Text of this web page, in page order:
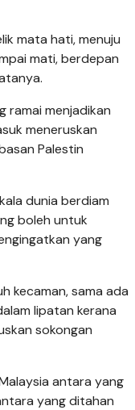
mata hati, menuju
mati, berdepan
ramai menjadikan
meneruskan
Palestin
dunia berdiam
boleh untuk
yang
kecaman, sama ada
lipatan kerana
sokongan
antara yang
yang ditahan